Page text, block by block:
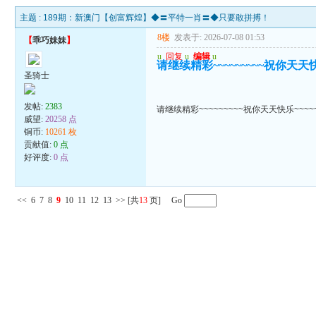
主题 : 189期：新澳门【创富辉煌】◆〓平特一肖〓◆只要敢拼搏！
【乖巧妹妹】
圣骑士
发帖:2383
威望:20258 点
铜币: 10261 枚
贡献值:0 点
好评度:0 点
8楼 发表于: 2026-07-08 01:53
u 回复 u 编辑 u
请继续精彩~~~~~~~~~祝你天天
请继续精彩~~~~~~~~~祝你天天快乐
<< 6 7 8 9 10 11 12 13 >> [共13 页] Go